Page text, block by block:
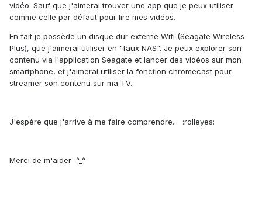
vidéo. Sauf que j'aimerai trouver une app que je peux utiliser
comme celle par défaut pour lire mes vidéos.
En fait je possède un disque dur externe Wifi (Seagate Wireless
Plus), que j'aimerai utiliser en "faux NAS". Je peux explorer son
contenu via l'application Seagate et lancer des vidéos sur mon
smartphone, et j'aimerai utiliser la fonction chromecast pour
streamer son contenu sur ma TV.
J'espère que j'arrive à me faire comprendre... :rolleyes:
Merci de m'aider ^_^